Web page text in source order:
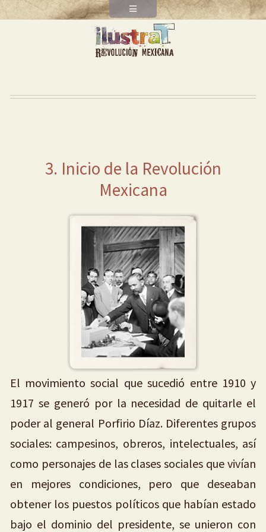
3. Inicio de la Revolución
Mexicana
El movimiento social que sucedió entre 1910 y
1917 se generó por la necesidad de quitarle el
poder al general Porfirio Díaz. Diferentes grupos
sociales: campesinos, obreros, intelectuales, así
como personajes de las clases sociales que vivían
en mejores condiciones, pero que deseaban
obtener los puestos políticos que habían estado
bajo el dominio del presidente, se unieron con